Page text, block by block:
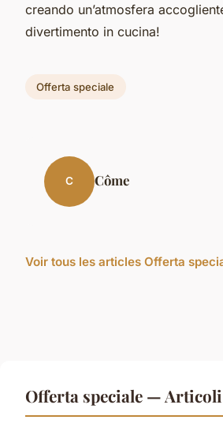
creando un’atmosfera
divertimento in cucina!
Offerta speciale
C Côme
Voir tous les articles Offerta
Offerta speciale —